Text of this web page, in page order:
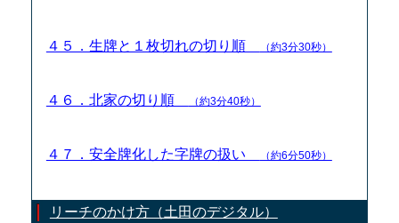
４５．生牌と１枚切れの切り順 （約3分30秒）
４６．北家の切り順 （約3分40秒）
４７．安全牌化した字牌の扱い （約6分50秒）
リーチのかけ方（土田のデジタル）